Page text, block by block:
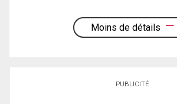
Moins de détails
PUBLICITÉ